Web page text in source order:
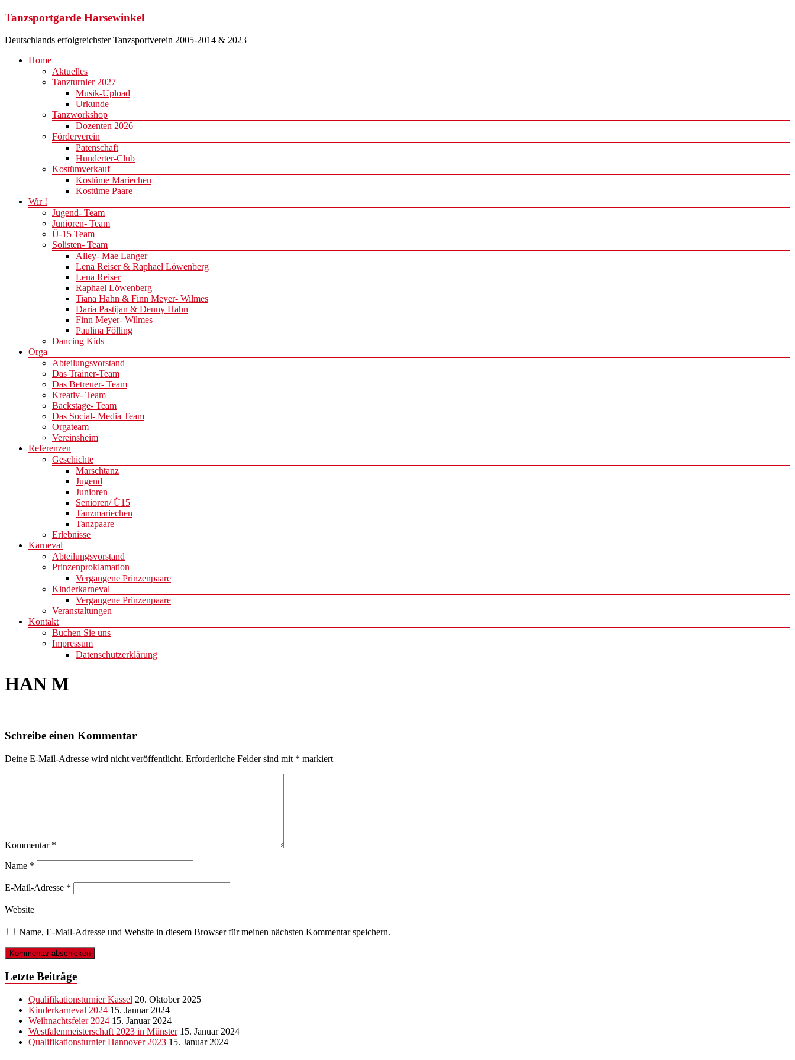
Zum
springen
Tanzsportgarde Harsewinkel
Deutschlands erfolgreichster Tanzsportverein 2005-2014 & 2023
Menü
Home
Aktuelles
Tanzturnier 2027
Musik-Upload
Urkunde
Tanzworkshop
Dozenten 2026
Förderverein
Patenschaft
Hunderter-Club
Kostümverkauf
Kostüme Mariechen
Kostüme Paare
Wir !
Jugend- Team
Junioren- Team
Ü-15 Team
Solisten- Team
Alley- Mae Langer
Lena Reiser & Raphael Löwenberg
Lena Reiser
Raphael Löwenberg
Tiana Hahn & Finn Meyer- Wilmes
Daria Pastijan & Denny Hahn
Finn Meyer- Wilmes
Paulina Fölling
Dancing Kids
Orga
Abteilungsvorstand
Das Trainer-Team
Das Betreuer- Team
Kreativ- Team
Backstage- Team
Das Social- Media Team
Orgateam
Vereinsheim
Referenzen
Geschichte
Marschtanz
Jugend
Junioren
Senioren/ Ü15
Tanzmariechen
Tanzpaare
Erlebnisse
Karneval
Abteilungsvorstand
Prinzenproklamation
Vergangene Prinzenpaare
Kinderkarneval
Vergangene Prinzenpaare
Veranstaltungen
Kontakt
Buchen Sie uns
Impressum
Datenschutzerklärung
HAN M
Schreibe einen Kommentar
Deine E-Mail-Adresse wird nicht veröffentlicht. Erforderliche Felder sind mit * markiert
Kommentar *
Name *
E-Mail-Adresse *
Website
Name, E-Mail-Adresse und Website in diesem Browser für meinen nächsten Kommentar speichern.
Letzte Beiträge
Qualifikationsturnier Kassel 20. Oktober 2025
Kinderkarneval 2024 15. Januar 2024
Weihnachtsfeier 2024 15. Januar 2024
Westfalenmeisterschaft 2023 in Münster 15. Januar 2024
Qualifikationsturnier Hannover 2023 15. Januar 2024